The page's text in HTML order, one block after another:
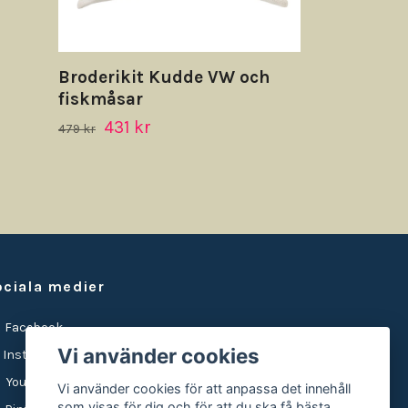
Broderikit Kudde VW och
fiskmåsar
479 kr 431 kr
medier
Facebook
Instagram
YouTube
Vi använder cookies
Vi använder cookies för att anpassa det innehåll